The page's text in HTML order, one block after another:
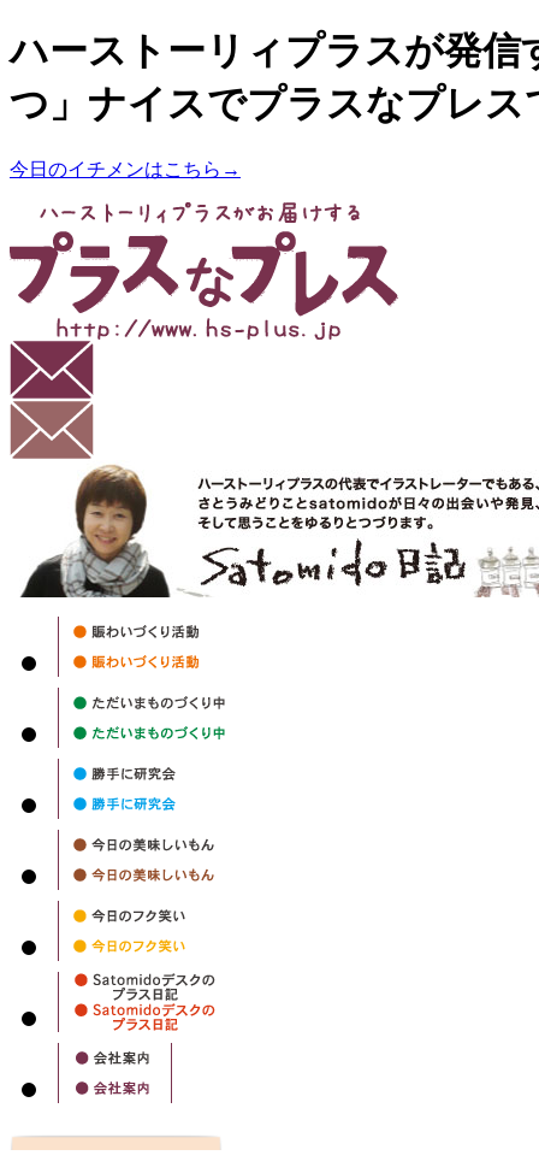
ハーストーリィプラスが発信
つ」ナイスでプラスなプレス
今日のイチメンはこちら→